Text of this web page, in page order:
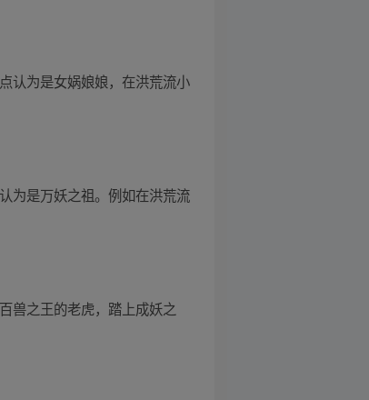
认为是女娲娘娘，在洪荒流小
为是万妖之祖。例如在洪荒流
兽之王的老虎，踏上成妖之